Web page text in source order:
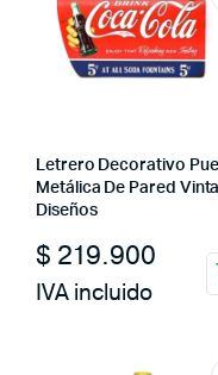
Letrero Decorativo
Metálica De Pared
Diseños
$ 219.900
IVA incluido